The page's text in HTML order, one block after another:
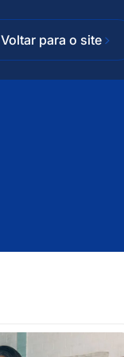
Voltar para o site